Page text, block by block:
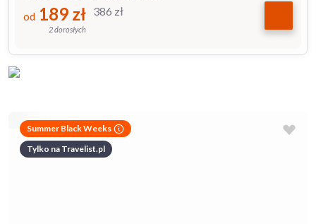
386 zł
od 189 zł
2 dorosłych
Summer Black Weeks
Tylko na Travelist.pl